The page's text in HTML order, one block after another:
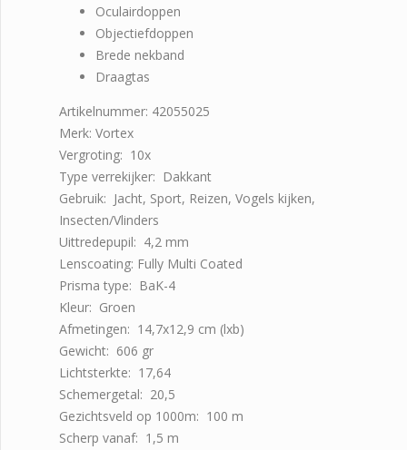
Oculairdoppen
Objectiefdoppen
Brede nekband
Draagtas
Artikelnummer: 42055025
Merk: Vortex
Vergroting: 10x
Type verrekijker: Dakkant
Gebruik: Jacht, Sport, Reizen, Vogels kijken,
Insecten/Vlinders
Uittredepupil: 4,2 mm
Lenscoating: Fully Multi Coated
Prisma type: BaK-4
Kleur: Groen
Afmetingen: 14,7x12,9 cm (lxb)
Gewicht: 606 gr
Lichtsterkte: 17,64
Schemergetal: 20,5
Gezichtsveld op 1000m: 100 m
Scherp vanaf: 1,5 m